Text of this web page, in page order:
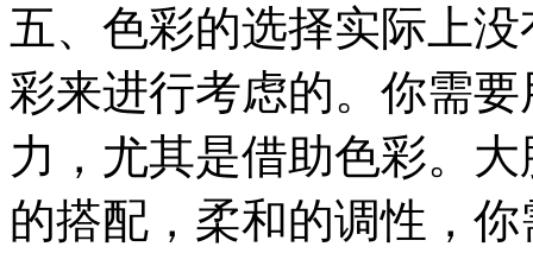
五、色彩的选择实际上
彩来进行考虑的。你需
力，尤其是借助色彩。
的搭配，柔和的调性，